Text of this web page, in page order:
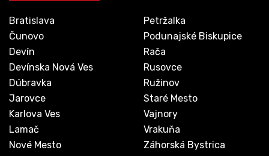
Bratislava
Čunovo
Devín
Devínska Nová Ves
Dúbravka
Jarovce
Karlova Ves
Lamač
Nové Mesto
Petržalka
Podunajské Biskupice
Rača
Rusovce
Ružinov
Staré Mesto
Vajnory
Vrakuňa
Záhorská Bystrica